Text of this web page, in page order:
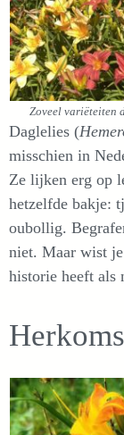
Zoveel variëteiten
Daglelies (
misschien in
Ze lijken erg op
hetzelfde bakje:
oubollig.
niet. Maar wist je
historie heeft als